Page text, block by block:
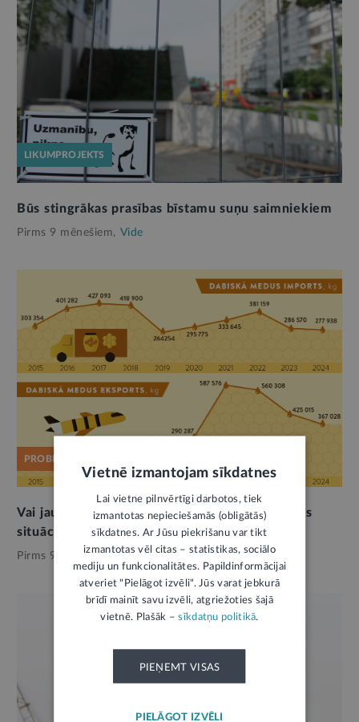
LIKUMPROJEKTS
Būs stingrākas prasības bīstamu suņu saimniekiem
Pirms 9 mēnešiem, Vide
PROBLĒMA
Vai jaunās marķēšanas prasības medum uzlabos
situāciju biškopībā?
Pirms 9 mēnešiem, Vide
Vietnē izmantojam sīkdatnes
Lai vietne pilnvērtīgi darbotos, tiek
izmantotas nepieciešamās (obligātās)
sīkdatnes. Ar Jūsu piekrišanu var tikt
izmantotas vēl citas – statistikas, sociālo
mediju un funkcionalitātes. Papildinformācijai
atveriet "Pielāgot izvēli". Jūs varat jebkurā
brīdī mainīt savu izvēli, atgriežoties šajā
vietnē. Plašāk –sīkdatņu politikā.
PIEŅEMT VISAS
PIELĀGOT IZVĒLI